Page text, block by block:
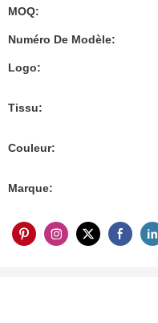
MOQ:
Numéro De Modèle:
Logo:
Tissu:
Couleur:
Marque: